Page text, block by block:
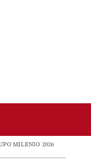
MILENIO 2026